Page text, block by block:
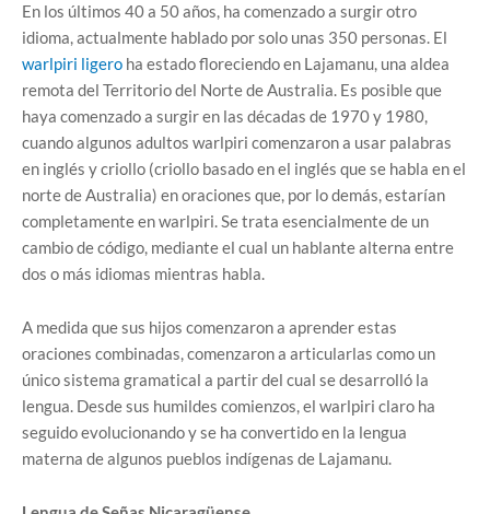
En los últimos 40 a 50 años, ha comenzado a surgir otro
idioma, actualmente hablado por solo unas 350 personas. El
warlpiri ligero ha estado floreciendo en Lajamanu, una aldea
remota del Territorio del Norte de Australia. Es posible que
haya comenzado a surgir en las décadas de 1970 y 1980,
cuando algunos adultos warlpiri comenzaron a usar palabras
en inglés y criollo (criollo basado en el inglés que se habla en el
norte de Australia) en oraciones que, por lo demás, estarían
completamente en warlpiri. Se trata esencialmente de un
cambio de código, mediante el cual un hablante alterna entre
dos o más idiomas mientras habla.
A medida que sus hijos comenzaron a aprender estas
oraciones combinadas, comenzaron a articularlas como un
único sistema gramatical a partir del cual se desarrolló la
lengua. Desde sus humildes comienzos, el warlpiri claro ha
seguido evolucionando y se ha convertido en la lengua
materna de algunos pueblos indígenas de Lajamanu.